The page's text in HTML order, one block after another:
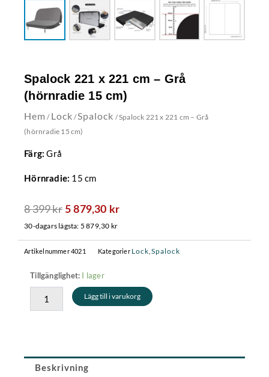
Spalock 221 x 221 cm – Grå
(hörnradie 15 cm)
Hem / Lock /Spalock / Spalock 221 x 221 cm – Grå
(hörnradie 15 cm)
Färg: Grå
Hörnradie: 15 cm
8 399kr Det
ursprungliga
var:
399 kr.
5 879,30 krDet
är:
30-dagars lägsta: 5 879,30 kr
Artikelnummer4021 Kategorier Lock ,Spalock
Tillgänglighet: I lager
Spalock
221
221
(hörnradie
15
Lägg till i varukorg
Beskrivning